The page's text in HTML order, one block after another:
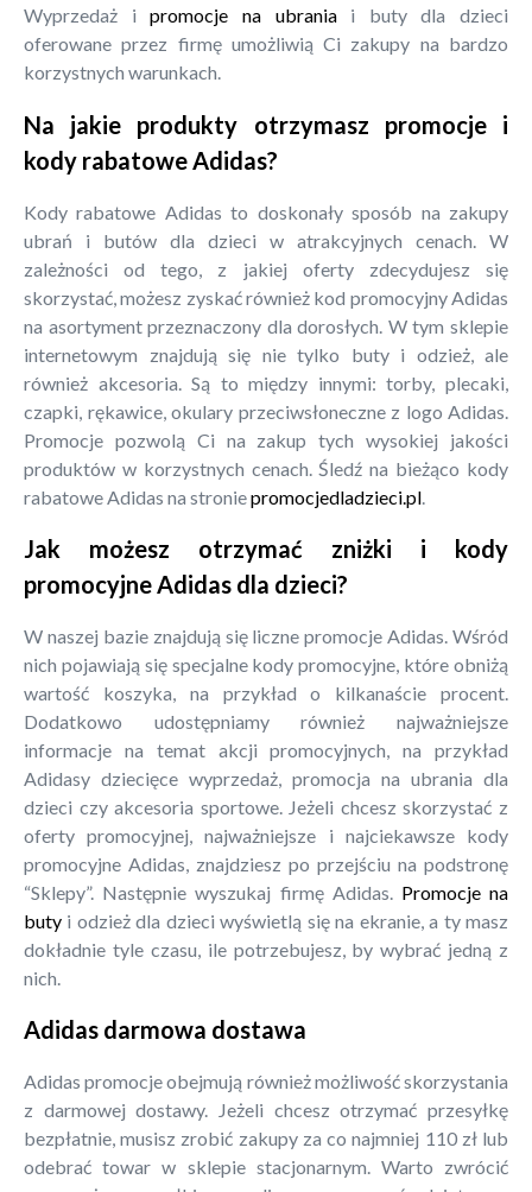
Wyprzedaż ipromocje na ubraniai buty dla dzieci
oferowane przez firmę umożliwią Ci zakupy na bardzo
korzystnych warunkach.
Na jakie produkty otrzymasz promocje i
kody rabatowe Adidas?
Kody rabatowe Adidas to doskonały sposób na zakupy
ubrań i butów dla dzieci w atrakcyjnych cenach. W
zależności od tego, z jakiej oferty zdecydujesz się
skorzystać, możesz zyskać również kod promocyjny Adidas
na asortyment przeznaczony dla dorosłych. W tym sklepie
internetowym znajdują się nie tylko buty i odzież, ale
również akcesoria. Są to między innymi: torby, plecaki,
czapki, rękawice, okulary przeciwsłoneczne z logo Adidas.
Promocje pozwolą Ci na zakup tych wysokiej jakości
produktów w korzystnych cenach. Śledź na bieżąco kody
rabatowe Adidas na stroniepromocjedladzieci.pl
Jak możesz otrzymać zniżki i kody
promocyjne Adidas dla dzieci?
W naszej bazie znajdują się liczne promocje Adidas. Wśród
nich pojawiają się specjalne kody promocyjne, które obniżą
wartość koszyka, na przykład o kilkanaście procent.
Dodatkowo udostępniamy również najważniejsze
informacje na temat akcji promocyjnych, na przykład
Adidasy dziecięce wyprzedaż, promocja na ubrania dla
dzieci czy akcesoria sportowe. Jeżeli chcesz skorzystać z
oferty promocyjnej, najważniejsze i najciekawsze kody
promocyjne Adidas, znajdziesz po przejściu na podstronę
“Sklepy”. Następnie wyszukaj firmę Adidas. Promocje na
buty i odzież dla dzieci wyświetlą się na ekranie, a ty masz
dokładnie tyle czasu, ile potrzebujesz, by wybrać jedną z
nich.
Adidas darmowa dostawa
Adidas promocje obejmują również możliwość skorzystania
z darmowej dostawy. Jeżeli chcesz otrzymać przesyłkę
bezpłatnie, musisz zrobić zakupy za co najmniej 110 zł lub
odebrać towar w sklepie stacjonarnym. Warto zwrócić